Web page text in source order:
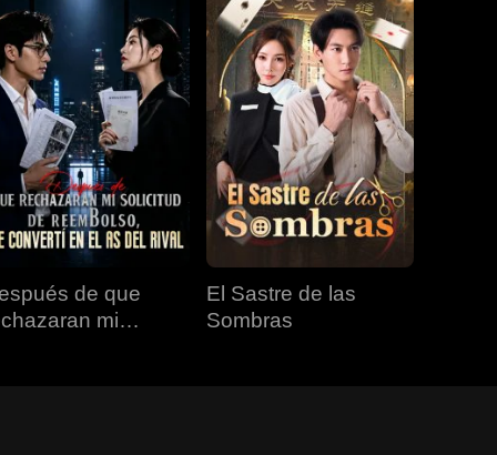
de que
mi
El Sastre de las
Sombras